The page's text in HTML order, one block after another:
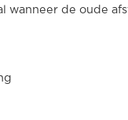
de oude